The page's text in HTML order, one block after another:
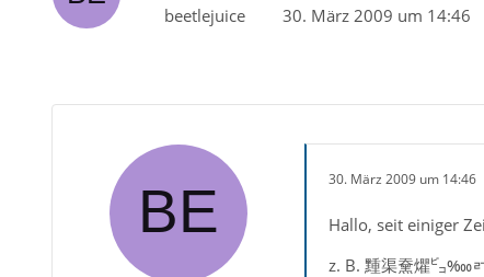
beetlejuice 30. März 2009 um 14:46
30. März 2009 um 14:46
Hallo, seit einiger
z. B. 䵯渠䵡爠㌰‱